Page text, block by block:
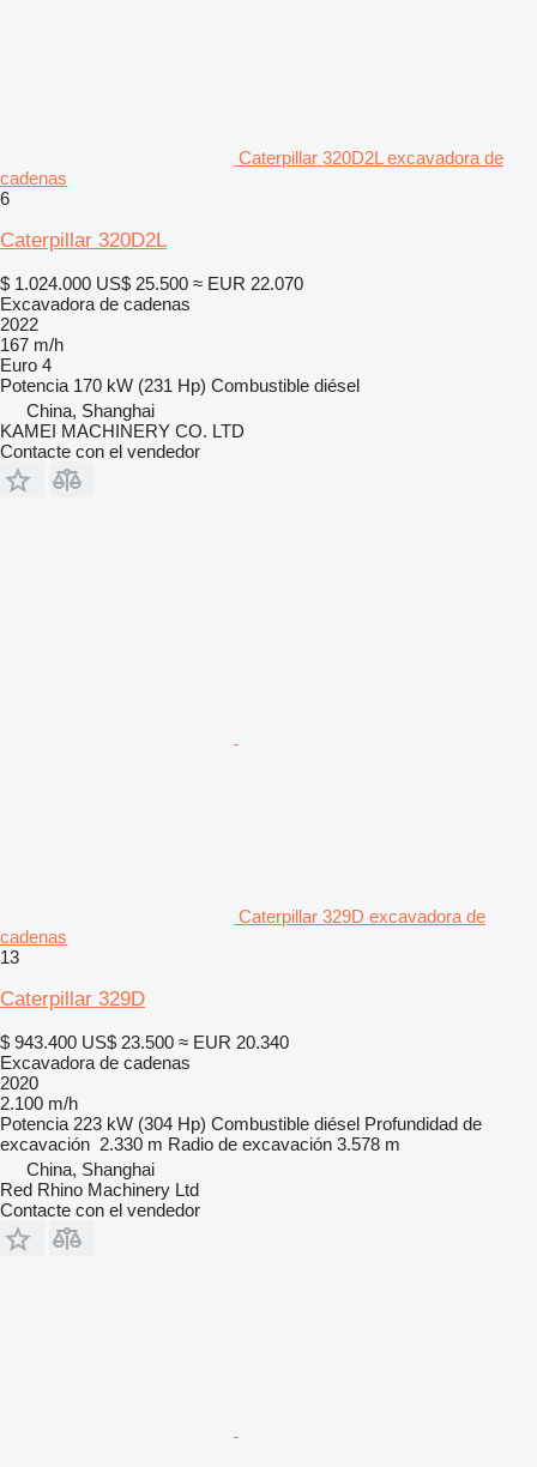
Caterpillar 320D2L excavadora de
cadenas
6
Caterpillar 320D2L
$ 1.024.000 US$ 25.500 ≈ EUR 22.070
Excavadora de cadenas
2022
167 m/h
Euro 4
Potencia 170 kW (231 Hp) Combustible diésel
China, Shanghai
KAMEI MACHINERY CO. LTD
Contacte con el vendedor
Caterpillar 329D excavadora de
cadenas
13
Caterpillar 329D
$ 943.400 US$ 23.500 ≈ EUR 20.340
Excavadora de cadenas
2020
2.100 m/h
Potencia 223 kW (304 Hp) Combustible diésel Profundidad de
excavación 2.330 m Radio de excavación 3.578 m
China, Shanghai
Red Rhino Machinery Ltd
Contacte con el vendedor